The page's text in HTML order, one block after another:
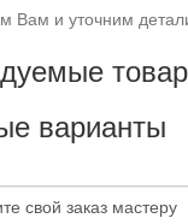
Вам и уточним
варианты